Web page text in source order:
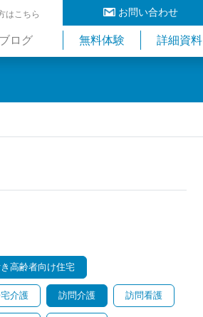
お問い合わせ
はこちら
ブログ 無料体験 詳細資料
高齢者向け住宅
介護 訪問介護 訪問看護